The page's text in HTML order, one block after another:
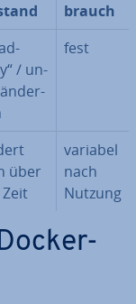
brauch
/ un­
fest
über
variabel
nach
Nutzung